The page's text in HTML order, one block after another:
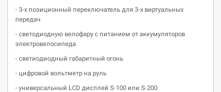
- 3-х позиционный переключатель для 3-х виртуальных
передач
- светодиодную велофару с питанием от аккумуляторов
электровелосипеда
- светиодиодный габаритный огонь
- цифровой вольтметр на руль
- универсальный LCD дисплей S-100 или S-200